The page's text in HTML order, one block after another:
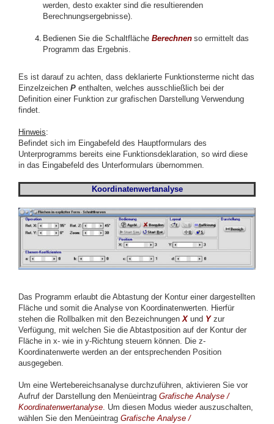
werden, desto exakter sind die resultierenden
Berechnungsergebnisse).
Bedienen Sie die Schaltfläche Berechnen so ermittelt das
Programm das Ergebnis.
Es ist darauf zu achten, dass deklarierte Funktionsterme nicht das
Einzelzeichen P enthalten, welches ausschließlich bei der
Definition einer Funktion zur grafischen Darstellung Verwendung
findet.
Hinweis:
Befindet sich im Eingabefeld des Hauptformulars des
Unterprogramms bereits eine Funktionsdeklaration, so wird diese
in das Eingabefeld des Unterformulars übernommen.
Koordinatenwertanalyse
Das Programm erlaubt die Abtastung der Kontur einer dargestellten
Fläche und somit die Analyse von Koordinatenwerten. Hierfür
stehen die Rollbalken mit den BezeichnungenX und Yzur
Verfügung, mit welchen Sie die Abtastposition auf der Kontur der
Fläche in x- wie in y-Richtung steuern können. Die z-
Koordinatenwerte werden an der entsprechenden Position
ausgegeben.
Um eine Wertebereichsanalyse durchzuführen, aktivieren Sie vor
Aufruf der Darstellung den Menüeintrag Grafische Analyse /
Koordinatenwertanalyse. Um diesen Modus wieder auszuschalten,
wählen Sie den Menüeintrag Grafische Analyse /